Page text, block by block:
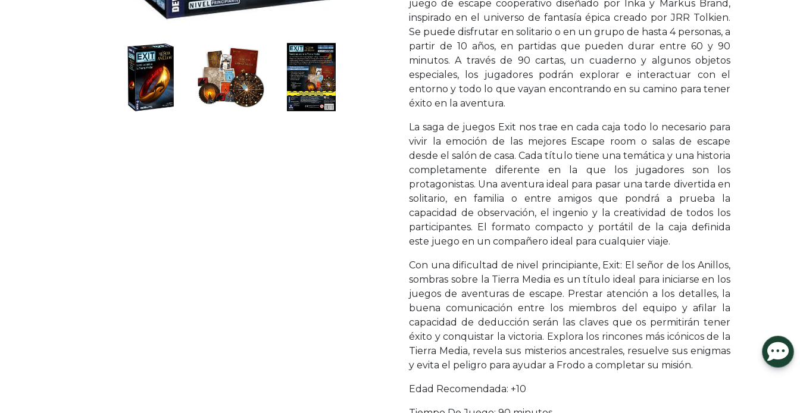
juego de escape cooperativo diseñado por Inka y Markus Brand,
inspirado en el universo de fantasía épica creado por JRR Tolkien.
Se puede disfrutar en solitario o en un grupo de hasta 4 personas, a
partir de 10 años, en partidas que pueden durar entre 60 y 90
minutos. A través de 90 cartas, un cuaderno y algunos objetos
especiales, los jugadores podrán explorar e interactuar con el
entorno y todo lo que vayan encontrando en su camino para tener
éxito en la aventura.
La saga de juegos Exit nos trae en cada caja todo lo necesario para
vivir la emoción de las mejores Escape room o salas de escape
desde el salón de casa. Cada título tiene una temática y una historia
completamente diferente en la que los jugadores son los
protagonistas. Una aventura ideal para pasar una tarde divertida en
solitario, en familia o entre amigos que pondrá a prueba la
capacidad de observación, el ingenio y la creatividad de todos los
participantes. El formato compacto y portátil de la caja definida
este juego en un compañero ideal para cualquier viaje.
Con una dificultad de nivel principiante, Exit: El señor de los Anillos,
sombras sobre la Tierra Media es un título ideal para iniciarse en los
juegos de aventuras de escape. Prestar atención a los detalles, la
buena comunicación entre los miembros del equipo y afilar la
capacidad de deducción serán las claves que os permitirán tener
éxito y conquistar la victoria. Explora los rincones más icónicos de la
Tierra Media, revela sus misterios ancestrales, resuelve sus enigmas
y evita el peligro para ayudar a Frodo a completar su misión.
Edad Recomendada: +10